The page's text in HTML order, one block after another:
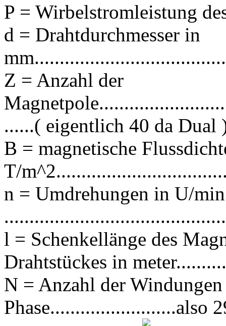
P = Wirbelstromleistung
d = Drahtdurchmesser in
Z = Anzahl der
......( eigentlich 40 da Dual
B = magnetische
T/
n = Umdrehungen in U/min
l = Schenkellänge des
Drahtstückes in
N = Anzahl der
Phase.........................also